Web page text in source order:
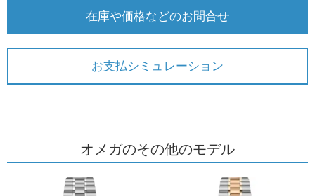
在庫や価格などのお問合せ
お支払シミュレーション
オメガのその他のモデル